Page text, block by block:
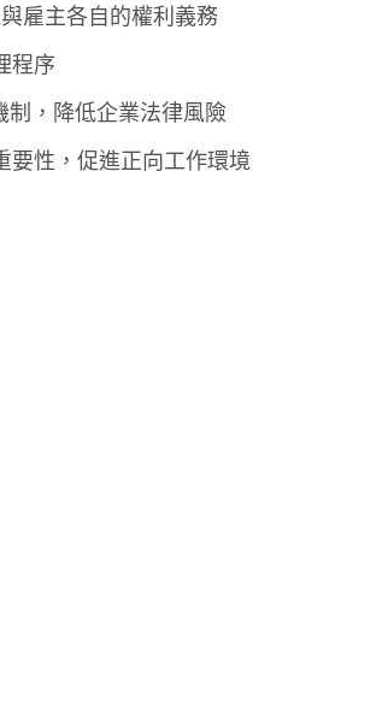
雇主各自的權利義務
程序
，降低企業法律風險
要性，促進正向工作環境